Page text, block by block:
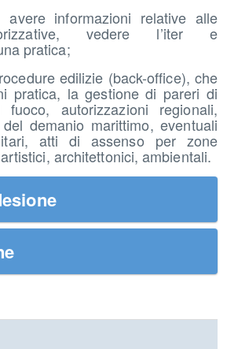
informazioni relative alle
vedere l’iter e
pratica;
edilizie (back-office), che
pratica, la gestione di pareri di
autorizzazioni regionali,
demanio marittimo, eventuali
atti di assenso per zone
architettonici, ambientali.